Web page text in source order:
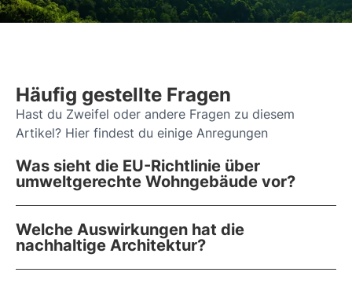
Häufig gestellte Fragen
Hast du Zweifel oder andere Fragen zu diesem
Artikel? Hier findest du einige Anregungen
Was sieht die EU-Richtlinie über
umweltgerechte Wohngebäude vor?
Welche Auswirkungen hat die
nachhaltige Architektur?